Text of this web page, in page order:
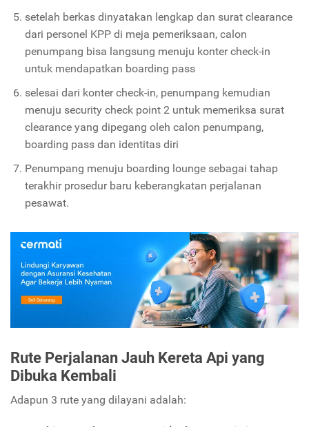
setelah berkas dinyatakan lengkap dan surat clearance
dari personel KPP di meja pemeriksaan, calon
penumpang bisa langsung menuju konter check-in
untuk mendapatkan boarding pass
selesai dari konter check-in, penumpang kemudian
menuju security check point 2 untuk memeriksa surat
clearance yang dipegang oleh calon penumpang,
boarding pass dan identitas diri
Penumpang menuju boarding lounge sebagai tahap
terakhir prosedur baru keberangkatan perjalanan
pesawat.
Rute Perjalanan Jauh Kereta Api yang
Dibuka Kembali
Adapun 3 rute yang dilayani adalah: